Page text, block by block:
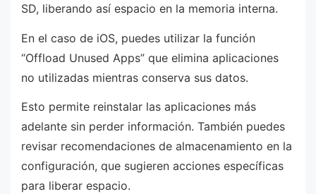
SD, liberando así espacio en la memoria interna.
En el caso de iOS, puedes utilizar la función
“Offload Unused Apps” que elimina aplicaciones
no utilizadas mientras conserva sus datos.
Esto permite reinstalar las aplicaciones más
adelante sin perder información. También puedes
revisar recomendaciones de almacenamiento en la
configuración, que sugieren acciones específicas
para liberar espacio.